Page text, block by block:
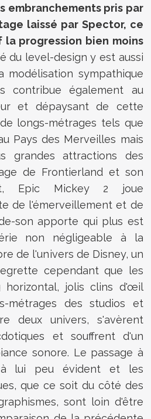
embranchements pris par
laissé par Spector, ce
progression bien moins
du level-design y est aussi
modélisation sympathique
contribue également au
et dépaysant de cette
longs-métrages tels que
Pays des Merveilles mais
grandes attractions des
de Frontierland et son
Epic Mickey 2 joue
de l'émerveillement et de
son apporte qui plus est
non négligeable à la
de l'univers de Disney, un
cependant que les
horizontal, jolis clins d'œil
métrages des studios et
deux univers, s'avèrent
et souffrent d'un
sonore. Le passage à
lui peu évident et les
que ce soit du côté des
sont loin d'être